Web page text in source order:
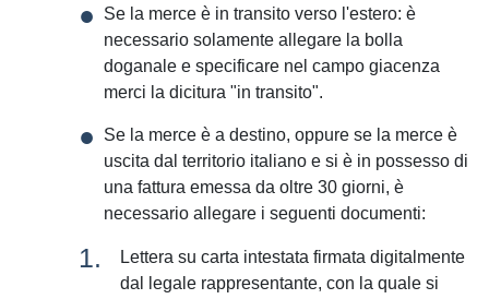
Se la merce è in transito verso l'estero: è
necessario solamente allegare la bolla
doganale e specificare nel campo giacenza
merci la dicitura "in transito".
Se la merce è a destino, oppure se la merce è
uscita dal territorio italiano e si è in possesso di
una fattura emessa da oltre 30 giorni, è
necessario allegare i seguenti documenti:
Lettera su carta intestata firmata digitalmente
dal legale rappresentante, con la quale si